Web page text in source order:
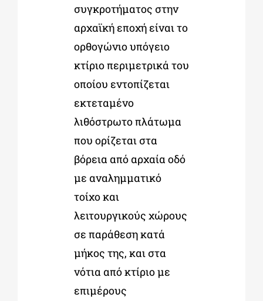
συγκροτήματος στην
αρχαϊκή εποχή είναι το
ορθογώνιο υπόγειο
κτίριο περιμετρικά του
οποίου εντοπίζεται
εκτεταμένο
λιθόστρωτο πλάτωμα
που ορίζεται στα
βόρεια από αρχαία οδό
με αναλημματικό
τοίχο και
λειτουργικούς χώρους
σε παράθεση κατά
μήκος της, και στα
νότια από κτίριο με
επιμέρους